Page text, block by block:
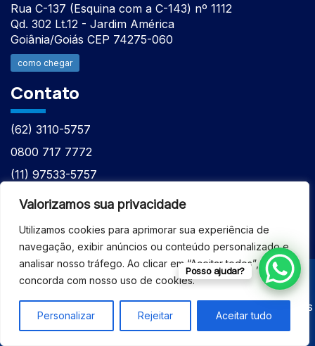
Valorizamos sua privacidade
Utilizamos cookies para aprimorar sua experiência de
navegação, exibir anúncios ou conteúdo personalizado e
analisar nosso tráfego. Ao clicar em “Aceitar todos”, você
concorda com nosso uso de cookies.
Personalizar Rejeitar Aceitar tudo
Rua C-137 (Esquina com a C-143) nº 1112
Qd. 302 Lt.12 - Jardim América
Goiânia/Goiás CEP 74275-060
como chegar
Contato
(62) 3110-5757
0800 717 7772
(11) 97533-5757
(62) 98610-7777
© 2026 - ASSISTÊNCIA TÉCNICA ESPECIALIZADA
EQUIPAMENTOS BRUKER - Todos os direitos reservados
Posso ajudar?